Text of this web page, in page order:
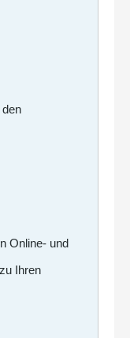
Online- und
Ihren